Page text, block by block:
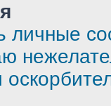
личные